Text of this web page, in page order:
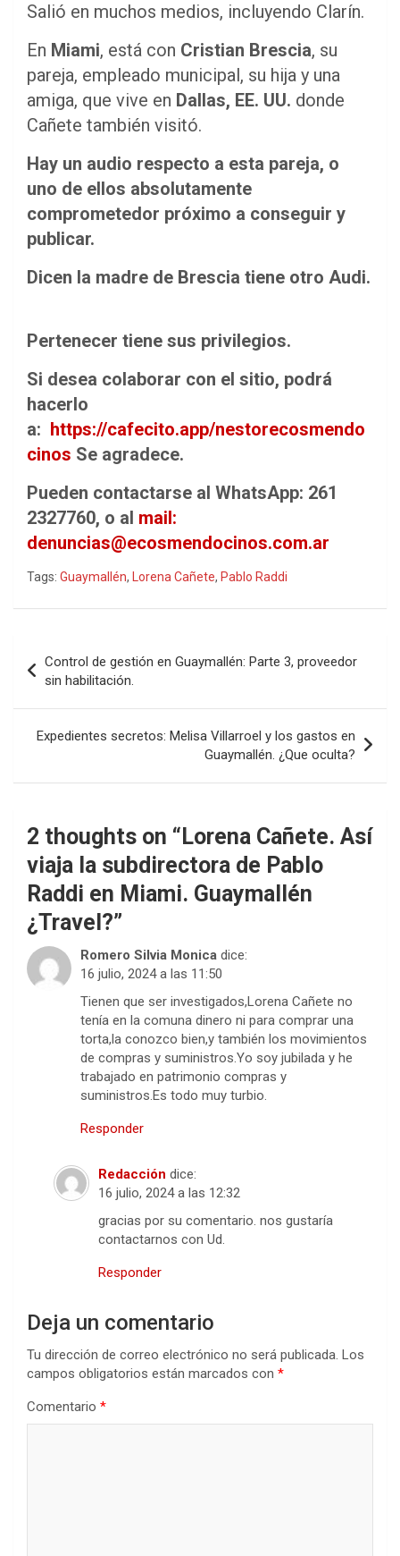
Salió en muchos medios, incluyendo Clarín.
En Miami, está con Cristian Brescia, su
pareja, empleado municipal, su hija y una
amiga, que vive en Dallas, EE. UU. donde
Cañete también visitó.
Hay un audio respecto a esta pareja, o
uno de ellos absolutamente
comprometedor próximo a conseguir y
publicar.
Dicen la madre de Brescia tiene otro Audi.
Pertenecer tiene sus privilegios.
Si desea colaborar con el sitio, podrá
hacerlo
a: https://cafecito.app/nestorecosmendo
cinos Se agradece.
Pueden contactarse al WhatsApp: 261
2327760, o al mail:
denuncias@ecosmendocinos.com.ar
Tags: Guaymallén, Lorena Cañete, Pablo Raddi
de
entradas
Control de gestión en Guaymallén: Parte 3, proveedor
sin habilitación.
Expedientes secretos: Melisa Villarroel y los gastos en
Guaymallén. ¿Que oculta?
2 thoughts on “ Lorena Cañete. Así
viaja la subdirectora de Pablo
Raddi en Miami. Guaymallén
¿Travel?”
Romero Silvia Monica dice:
16 julio, 2024 a las 11:50
Tienen que ser investigados,Lorena Cañete no
tenía en la comuna dinero ni para comprar una
torta,la conozco bien,y también los movimientos
de compras y suministros.Yo soy jubilada y he
trabajado en patrimonio compras y
suministros.Es todo muy turbio.
Responder
Redacción dice:
16 julio, 2024 a las 12:32
gracias por su comentario. nos gustaría
contactarnos con Ud.
Responder
Deja un comentario
Tu dirección de correo electrónico no será publicada. Los
campos obligatorios están marcados con *
Comentario *